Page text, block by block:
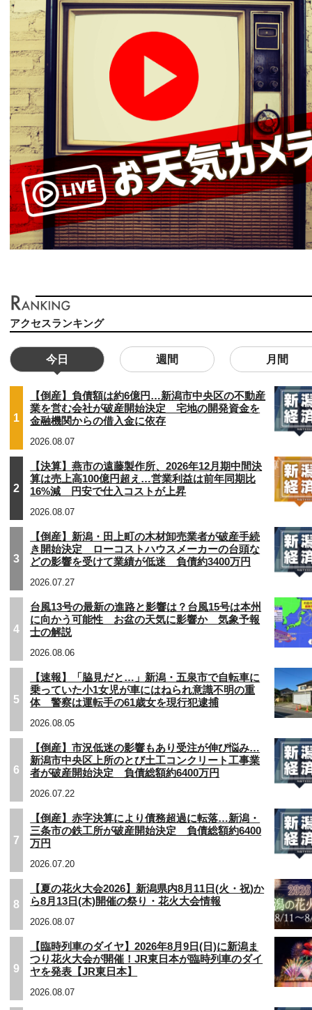
アクセスランキング
今日 週間 月間
1
【倒産】負債額は約6億円…新潟市中央区の不動産
業を営む会社が破産開始決定 宅地の開発資金を
金融機関からの借入金に依存
2026.08.07
2
【決算】燕市の遠藤製作所、2026年12月期中間決
算は売上高100億円超え…営業利益は前年同期比
16%減 円安で仕入コストが上昇
2026.08.07
3
【倒産】新潟・田上町の木材卸売業者が破産手続
き開始決定 ローコストハウスメーカーの台頭な
どの影響を受けて業績が低迷 負債約3400万円
2026.07.27
4
台風13号の最新の進路と影響は？台風15号は本州
に向かう可能性 お盆の天気に影響か 気象予報
士の解説
2026.08.06
5
【速報】「脇見だと…」新潟・五泉市で自転車に
乗っていた小1女児が車にはねられ意識不明の重
体 警察は運転手の61歳女を現行犯逮捕
2026.08.05
6
【倒産】市況低迷の影響もあり受注が伸び悩み…
新潟市中央区上所のとび土工コンクリート工事業
者が破産開始決定 負債総額約6400万円
2026.07.22
7
【倒産】赤字決算により債務超過に転落…新潟・
三条市の鉄工所が破産開始決定 負債総額約6400
万円
2026.07.20
8
【夏の花火大会2026】新潟県内8月11日(火・祝)か
ら8月13日(木)開催の祭り・花火大会情報
2026.08.07
9
【臨時列車のダイヤ】2026年8月9日(日)に新潟ま
つり花火大会が開催！JR東日本が臨時列車のダイ
ヤを発表【JR東日本】
2026.08.07